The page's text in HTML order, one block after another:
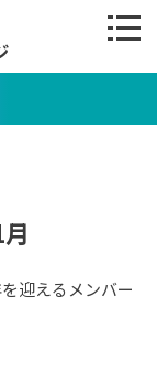
迎えるメンバー